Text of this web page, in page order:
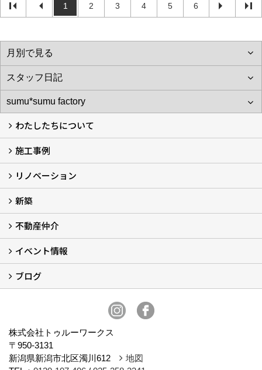
1 2 3 4 5 6
わたしたちについて
わたしたちについて…
会社概要
スタッフ紹介
アフターサポート
自社大工のつくる家
ショールーム
施工事例
施工実例
お客様の声
リノベーション
再生良家の家づくり (2)
戸建住宅リノベーション
リフォーム
住まいの補助金2026 (7)
新築
LaLaCASAの家
家づくりの流れ
新築モデルハウスモニター募集
不動産仲介
不動産仲介
中古物件リノベーションの流れ
不動産情報
イベント情報
イベント予告
イベント報告
ブログ
株式会社トゥルーワークス
〒950-3131
新潟県新潟市北区濁川612
地図